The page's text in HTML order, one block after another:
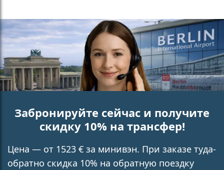
Забронируйте сейчас и получите
скидку 10% на трансфер!
Цена — от 1523 € за минивэн. При заказе туда-
обратно скидка 10% на обратную поездку